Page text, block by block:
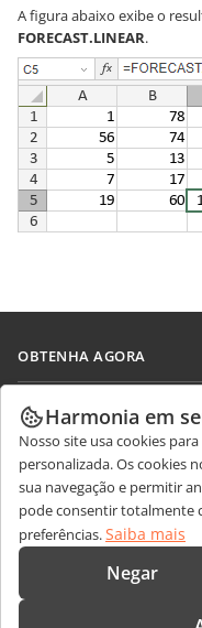
A figura abaixo exibe o
FORECAST.LINEAR.
OBTENHA AGORA
Docs
DocSpace
Workspace
Conectores
Aplicativos para desktop
Aplicativos móveis
COLABORAR
Para colaboradores
Para tradutores
Para influenciadores
Vagas
RECEBA NOTÍCIAS
Blog
OBTER AJUDA
Fórum
Cursos de treinamento
CONTATE-NOS
Perguntas sobre vendas
Harmonia em
Nosso site usa cookies
personalizada. Os cookies
sua navegação e permitir
pode consentir totalmente
preferências.Saiba mais
Negar